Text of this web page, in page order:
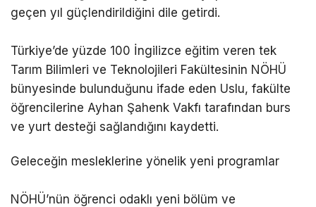
geçen yıl güçlendirildiğini dile getirdi.
Türkiye’de yüzde 100 İngilizce eğitim veren tek
Tarım Bilimleri ve Teknolojileri Fakültesinin NÖHÜ
bünyesinde bulunduğunu ifade eden Uslu, fakülte
öğrencilerine Ayhan Şahenk Vakfı tarafından burs
ve yurt desteği sağlandığını kaydetti.
Geleceğin mesleklerine yönelik yeni programlar
NÖHÜ’nün öğrenci odaklı yeni bölüm ve